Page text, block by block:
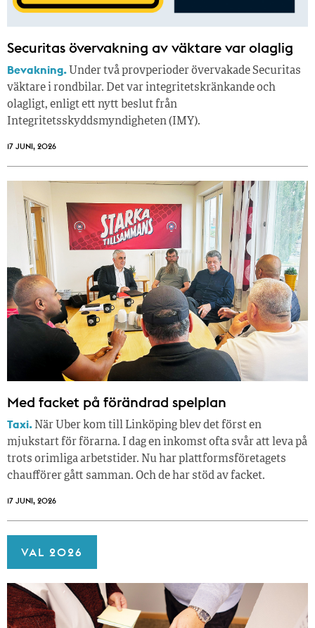
Securitas övervakning av väktare var olaglig
Bevakning. Under två provperioder övervakade Securitas
väktare i rondbilar. Det var integritetskränkande och
olagligt, enligt ett nytt beslut från
Integritetsskyddsmyndigheten (IMY).
17 JUNI, 2026
Med facket på förändrad spelplan
Taxi. När Uber kom till Linköping blev det först en
mjukstart för förarna. I dag en inkomst ofta svår att leva på
trots orimliga arbetstider. Nu har plattformsföretagets
chaufförer gått samman. Och de har stöd av facket.
17 JUNI, 2026
VAL 2026